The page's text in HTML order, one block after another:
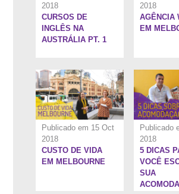
2018
CURSOS DE
INGLÊS NA
AUSTRÁLIA PT. 1
2018
AGÊNCIA
EM
Publicado em 15 Oct
2018
CUSTO DE VIDA
EM MELBOURNE
Publicado
2018
5 DICAS
VOCÊ
SUA
5:34''